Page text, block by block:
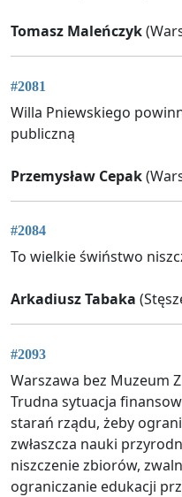
Tomasz Maleńczyk
#2081
Willa Pniewskiego
publiczną
Przemysław Cepak
#2084
To wielkie świństwo
Arkadiusz Tabaka
#2093
Warszawa bez Muzeum
Trudna sytuacja
starań rządu, żeby
zwłaszcza nauki
niszczenie zbiorów,
ograniczanie edukacji